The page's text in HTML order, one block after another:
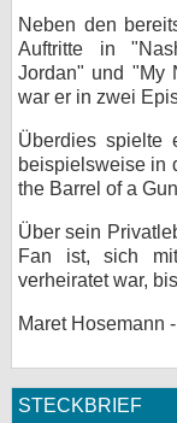
Neben den
Auftritte in
Jordan" und "My
war er in zwei
Überdies spielte
beispielsweise in
the Barrel of a
Über sein
Fan ist, sich
verheiratet war,
Maret Hosemann
STECKBRIEF